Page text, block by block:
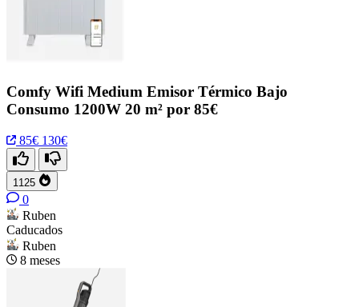
Comfy Wifi Medium Emisor Térmico Bajo
Consumo 1200W 20 m² por 85€
85€ 130€
1125
0
Ruben
Caducados
Ruben
8 meses